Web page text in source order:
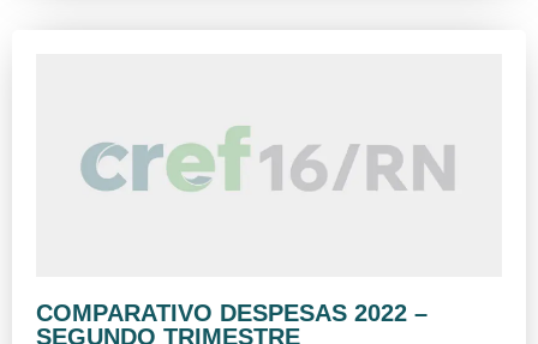
COMPARATIVO DESPESAS 2022 –
SEGUNDO TRIMESTRE